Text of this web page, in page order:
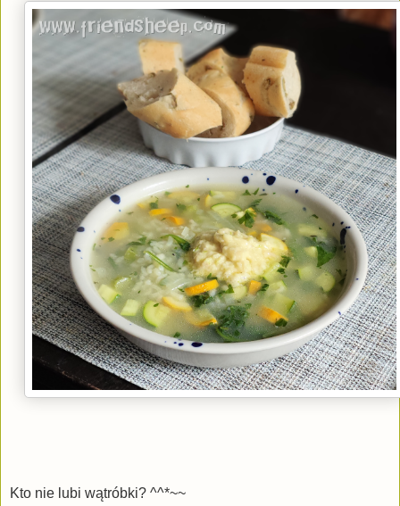
Kto nie lubi wątróbki? ^^*~~